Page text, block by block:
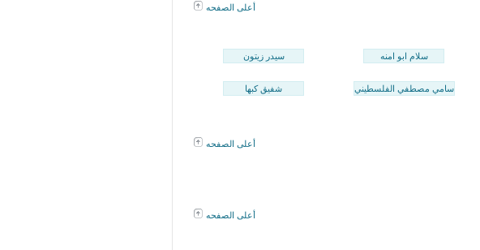
أعلى الصفحه
سلام ابو امنه سيدر زيتون
سامي مصطفي الفلسطيني شفيق كبها
أعلى الصفحه
أعلى الصفحه